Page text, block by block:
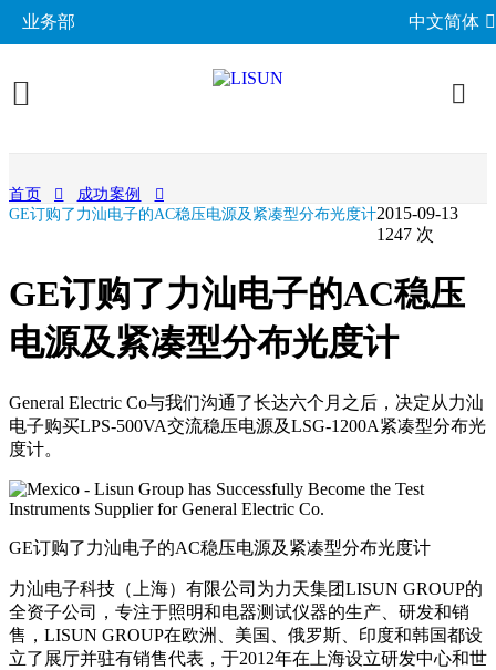
业务部 中文简体
照明与光度测试
积分球光谱辐射计系统
LED老化与热阻测试
光生物安全与蓝光危害
其他LED测试设备
EMI电磁干扰测试系统
EMS电磁抗扰度测试仪
交流与直流测试电源
环境试验箱
高低温湿热试验箱
IP防水防尘测试设备
电气安规测试
阻燃与防火测试设备
电子元器件测试
标准试验指与探针
机械力学与量规
插头插座与线缆测试
插头插座量规
RoHS与元素分析仪
颜色与光泽度测试仪
其他分析仪
行业应用
LED与灯具测试方案
LM-79与LM-80测试方案
LED驱动测试方案
家用电器测试方案
汽车电子测试方案
插头插座测试方案
电源开关测试方案
相关标准
GB 中国国家标准
ISO国际标准化组织
CIE国际照明委员会
EN欧洲标准
UL美国标准
成功案例
电子目录
关于我们
联系我们
首页
成功案例
GE订购了力汕电子的AC稳压电源及紧凑型分布光度计2015-09-13
1247 次
GE订购了力汕电子的AC稳压
电源及紧凑型分布光度计
General Electric Co与我们沟通了长达六个月之后，决定从力汕
电子购买LPS-500VA交流稳压电源及LSG-1200A紧凑型分布光
度计。
GE订购了力汕电子的AC稳压电源及紧凑型分布光度计
力汕电子科技（上海）有限公司为力天集团LISUN GROUP的
全资子公司，专注于照明和电器测试仪器的生产、研发和销
售，LISUN GROUP在欧洲、美国、俄罗斯、印度和韩国都设
立了展厅并驻有销售代表，于2012年在上海设立研发中心和世